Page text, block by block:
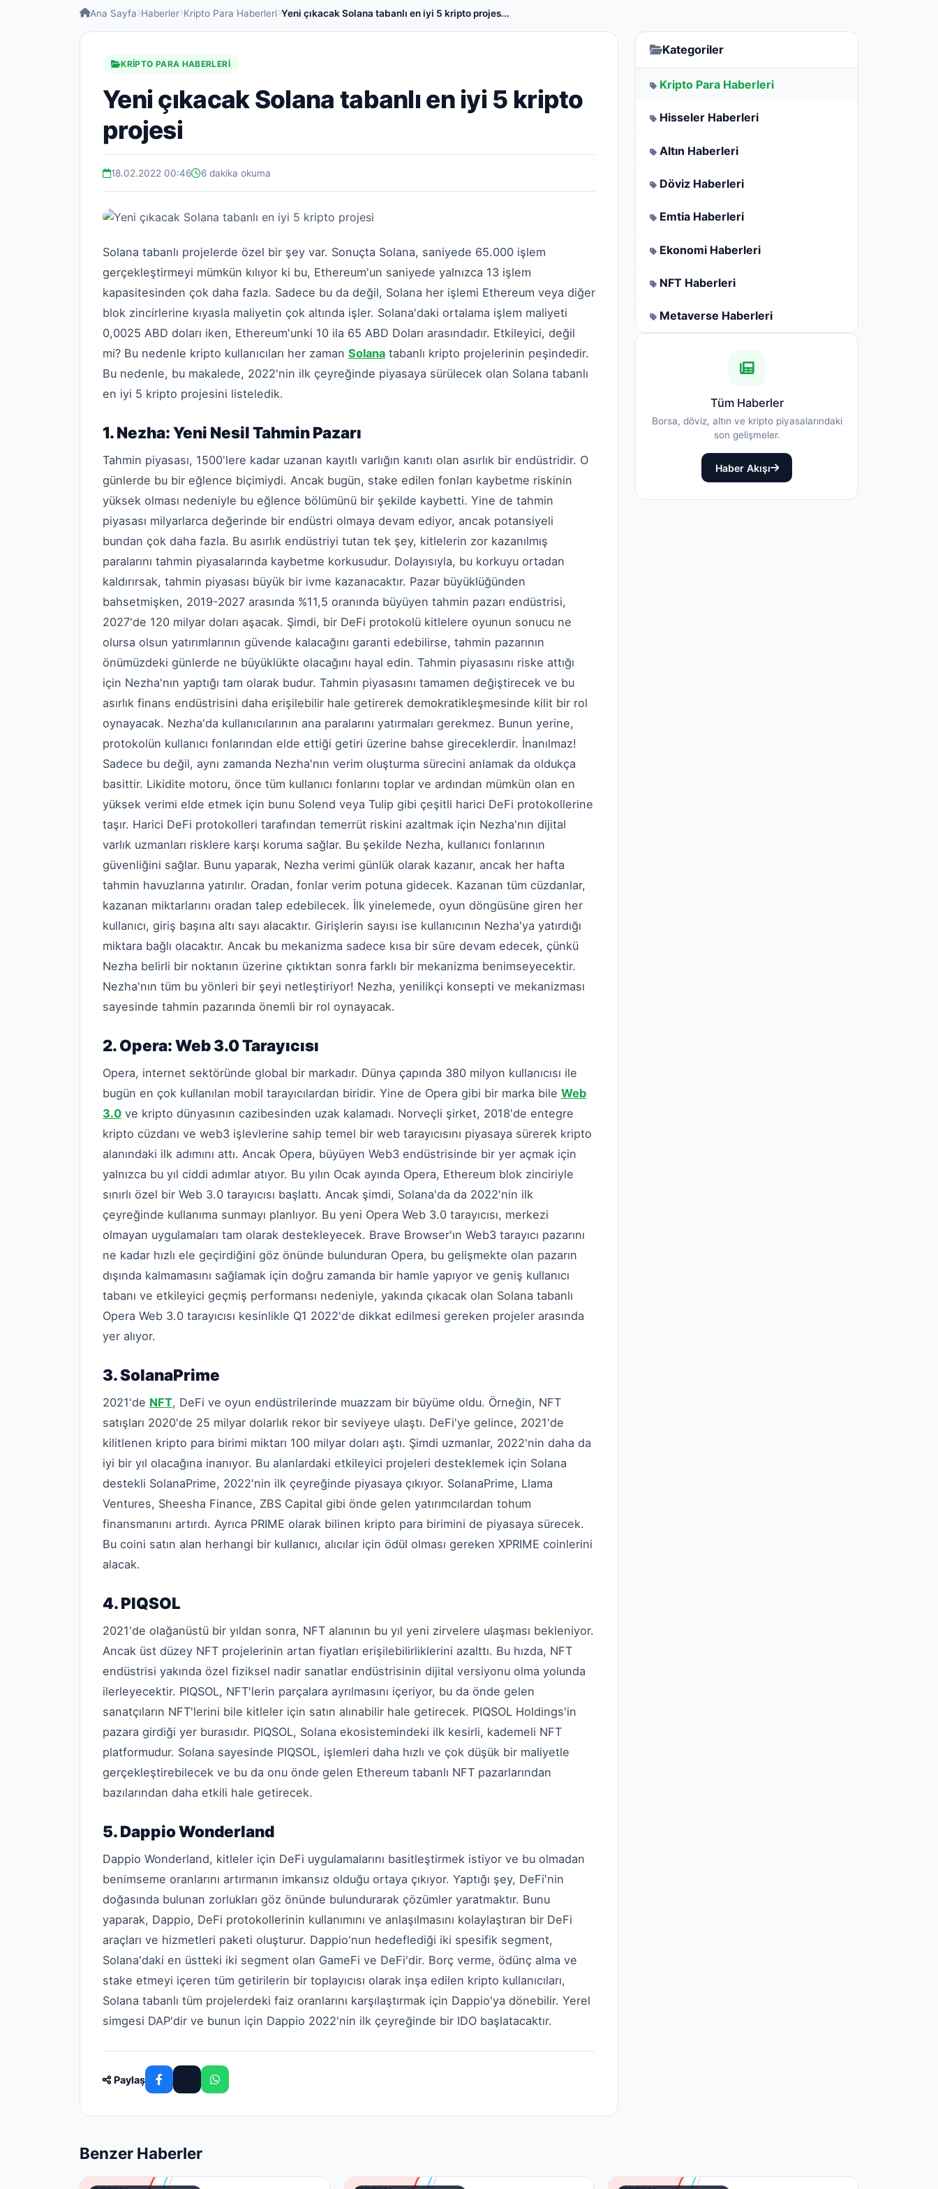
Ana Sayfa Haberler Kripto Para Haberleri Yeni çıkacak Solana tabanlı en iyi 5 kripto projes...
KRIPTO PARA HABERLERI
Yeni çıkacak Solana tabanlı en iyi 5 kripto
projesi
18.02.2022 00:46 6 dakika okuma
Solana tabanlı projelerde özel bir şey var. Sonuçta Solana, saniyede 65.000 işlem
gerçekleştirmeyi mümkün kılıyor ki bu, Ethereum'un saniyede yalnızca 13 işlem
kapasitesinden çok daha fazla. Sadece bu da değil, Solana her işlemi Ethereum veya diğer
blok zincirlerine kıyasla maliyetin çok altında işler. Solana'daki ortalama işlem maliyeti
0,0025 ABD doları iken, Ethereum'unki 10 ila 65 ABD Doları arasındadır. Etkileyici, değil
mi? Bu nedenle kripto kullanıcıları her zaman Solana tabanlı kripto projelerinin peşindedir.
Bu nedenle, bu makalede, 2022'nin ilk çeyreğinde piyasaya sürülecek olan Solana tabanlı
en iyi 5 kripto projesini listeledik.
1. Nezha: Yeni Nesil Tahmin Pazarı
Tahmin piyasası, 1500'lere kadar uzanan kayıtlı varlığın kanıtı olan asırlık bir endüstridir. O
günlerde bu bir eğlence biçimiydi. Ancak bugün, stake edilen fonları kaybetme riskinin
yüksek olması nedeniyle bu eğlence bölümünü bir şekilde kaybetti. Yine de tahmin
piyasası milyarlarca değerinde bir endüstri olmaya devam ediyor, ancak potansiyeli
bundan çok daha fazla. Bu asırlık endüstriyi tutan tek şey, kitlelerin zor kazanılmış
paralarını tahmin piyasalarında kaybetme korkusudur. Dolayısıyla, bu korkuyu ortadan
kaldırırsak, tahmin piyasası büyük bir ivme kazanacaktır. Pazar büyüklüğünden
bahsetmişken, 2019-2027 arasında %11,5 oranında büyüyen tahmin pazarı endüstrisi,
2027'de 120 milyar doları aşacak. Şimdi, bir DeFi protokolü kitlelere oyunun sonucu ne
olursa olsun yatırımlarının güvende kalacağını garanti edebilirse, tahmin pazarının
önümüzdeki günlerde ne büyüklükte olacağını hayal edin. Tahmin piyasasını riske attığı
için Nezha'nın yaptığı tam olarak budur. Tahmin piyasasını tamamen değiştirecek ve bu
asırlık finans endüstrisini daha erişilebilir hale getirerek demokratikleşmesinde kilit bir rol
oynayacak. Nezha'da kullanıcılarının ana paralarını yatırmaları gerekmez. Bunun yerine,
protokolün kullanıcı fonlarından elde ettiği getiri üzerine bahse gireceklerdir. İnanılmaz!
Sadece bu değil, aynı zamanda Nezha'nın verim oluşturma sürecini anlamak da oldukça
basittir. Likidite motoru, önce tüm kullanıcı fonlarını toplar ve ardından mümkün olan en
yüksek verimi elde etmek için bunu Solend veya Tulip gibi çeşitli harici DeFi protokollerine
taşır. Harici DeFi protokolleri tarafından temerrüt riskini azaltmak için Nezha'nın dijital
varlık uzmanları risklere karşı koruma sağlar. Bu şekilde Nezha, kullanıcı fonlarının
güvenliğini sağlar. Bunu yaparak, Nezha verimi günlük olarak kazanır, ancak her hafta
tahmin havuzlarına yatırılır. Oradan, fonlar verim potuna gidecek. Kazanan tüm cüzdanlar,
kazanan miktarlarını oradan talep edebilecek. İlk yinelemede, oyun döngüsüne giren her
kullanıcı, giriş başına altı sayı alacaktır. Girişlerin sayısı ise kullanıcının Nezha'ya yatırdığı
miktara bağlı olacaktır. Ancak bu mekanizma sadece kısa bir süre devam edecek, çünkü
Nezha belirli bir noktanın üzerine çıktıktan sonra farklı bir mekanizma benimseyecektir.
Nezha'nın tüm bu yönleri bir şeyi netleştiriyor! Nezha, yenilikçi konsepti ve mekanizması
sayesinde tahmin pazarında önemli bir rol oynayacak.
2. Opera: Web 3.0 Tarayıcısı
Opera, internet sektöründe global bir markadır. Dünya çapında 380 milyon kullanıcısı ile
bugün en çok kullanılan mobil tarayıcılardan biridir. Yine de Opera gibi bir marka bile Web
3.0 ve kripto dünyasının cazibesinden uzak kalamadı. Norveçli şirket, 2018'de entegre
kripto cüzdanı ve web3 işlevlerine sahip temel bir web tarayıcısını piyasaya sürerek kripto
alanındaki ilk adımını attı. Ancak Opera, büyüyen Web3 endüstrisinde bir yer açmak için
yalnızca bu yıl ciddi adımlar atıyor. Bu yılın Ocak ayında Opera, Ethereum blok zinciriyle
sınırlı özel bir Web 3.0 tarayıcısı başlattı. Ancak şimdi, Solana'da da 2022'nin ilk
çeyreğinde kullanıma sunmayı planlıyor. Bu yeni Opera Web 3.0 tarayıcısı, merkezi
olmayan uygulamaları tam olarak destekleyecek. Brave Browser'ın Web3 tarayıcı pazarını
ne kadar hızlı ele geçirdiğini göz önünde bulunduran Opera, bu gelişmekte olan pazarın
dışında kalmamasını sağlamak için doğru zamanda bir hamle yapıyor ve geniş kullanıcı
tabanı ve etkileyici geçmiş performansı nedeniyle, yakında çıkacak olan Solana tabanlı
Opera Web 3.0 tarayıcısı kesinlikle Q1 2022'de dikkat edilmesi gereken projeler arasında
yer alıyor.
3. SolanaPrime
2021'de NFT, DeFi ve oyun endüstrilerinde muazzam bir büyüme oldu. Örneğin, NFT
satışları 2020'de 25 milyar dolarlık rekor bir seviyeye ulaştı. DeFi'ye gelince, 2021'de
kilitlenen kripto para birimi miktarı 100 milyar doları aştı. Şimdi uzmanlar, 2022'nin daha da
iyi bir yıl olacağına inanıyor. Bu alanlardaki etkileyici projeleri desteklemek için Solana
destekli SolanaPrime, 2022'nin ilk çeyreğinde piyasaya çıkıyor. SolanaPrime, Llama
Ventures, Sheesha Finance, ZBS Capital gibi önde gelen yatırımcılardan tohum
finansmanını artırdı. Ayrıca PRIME olarak bilinen kripto para birimini de piyasaya sürecek.
Bu coini satın alan herhangi bir kullanıcı, alıcılar için ödül olması gereken XPRIME coinlerini
alacak.
4. PIQSOL
2021'de olağanüstü bir yıldan sonra, NFT alanının bu yıl yeni zirvelere ulaşması bekleniyor.
Ancak üst düzey NFT projelerinin artan fiyatları erişilebilirliklerini azalttı. Bu hızda, NFT
endüstrisi yakında özel fiziksel nadir sanatlar endüstrisinin dijital versiyonu olma yolunda
ilerleyecektir. PIQSOL, NFT'lerin parçalara ayrılmasını içeriyor, bu da önde gelen
sanatçıların NFT'lerini bile kitleler için satın alınabilir hale getirecek. PIQSOL Holdings'in
pazara girdiği yer burasıdır. PIQSOL, Solana ekosistemindeki ilk kesirli, kademeli NFT
platformudur. Solana sayesinde PIQSOL, işlemleri daha hızlı ve çok düşük bir maliyetle
gerçekleştirebilecek ve bu da onu önde gelen Ethereum tabanlı NFT pazarlarından
bazılarından daha etkili hale getirecek.
5. Dappio Wonderland
Dappio Wonderland, kitleler için DeFi uygulamalarını basitleştirmek istiyor ve bu olmadan
benimseme oranlarını artırmanın imkansız olduğu ortaya çıkıyor. Yaptığı şey, DeFi'nin
doğasında bulunan zorlukları göz önünde bulundurarak çözümler yaratmaktır. Bunu
yaparak, Dappio, DeFi protokollerinin kullanımını ve anlaşılmasını kolaylaştıran bir DeFi
araçları ve hizmetleri paketi oluşturur. Dappio'nun hedeflediği iki spesifik segment,
Solana'daki en üstteki iki segment olan GameFi ve DeFi'dir. Borç verme, ödünç alma ve
stake etmeyi içeren tüm getirilerin bir toplayıcısı olarak inşa edilen kripto kullanıcıları,
Solana tabanlı tüm projelerdeki faiz oranlarını karşılaştırmak için Dappio'ya dönebilir. Yerel
simgesi DAP'dir ve bunun için Dappio 2022'nin ilk çeyreğinde bir IDO başlatacaktır.
Paylaş
Kategoriler
Kripto Para Haberleri
Hisseler Haberleri
Altın Haberleri
Döviz Haberleri
Emtia Haberleri
Ekonomi Haberleri
NFT Haberleri
Metaverse Haberleri
Tüm Haberler
Borsa, döviz, altın ve kripto piyasalarındaki
son gelişmeler.
Haber Akışı
Benzer Haberler